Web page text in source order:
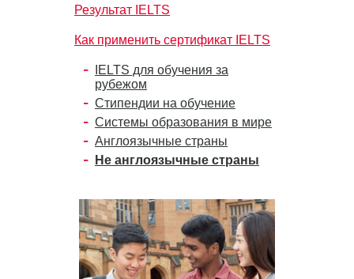
Результат IELTS
Как применить сертификат IELTS
IELTS для обучения за
рубежом
Стипендии на обучение
Системы образования в мире
Англоязычные страны
Не англоязычные страны